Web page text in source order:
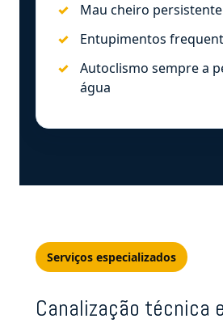
Mau cheiro
Entupimentos
Autoclismo sempre a
água
Serviços especializados
Canalização técnica